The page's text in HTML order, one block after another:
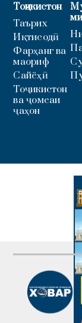
Тоҷикистон
Таърих
Иқтисодӣ
Фарҳанг ва
маориф
Сайёҳӣ
Тоҷикистон
ва ҷомеаи
ҷаҳон